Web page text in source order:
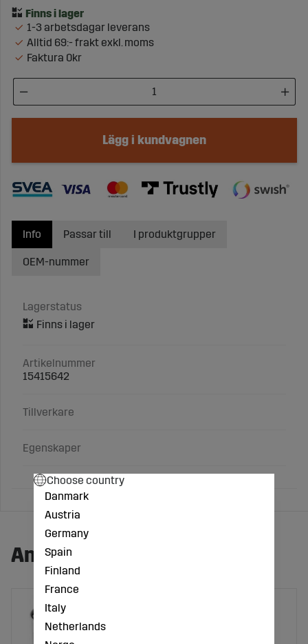
1-3 arbetsdagar leverans
Alltid 69:- frakt exkl. moms
Faktura 0kr
Lägg i kundvagnen
Info
Lagerstatus
Artikelnummer
15415642
Tillverkare
Egenskaper
Passar till I produktgrupper
OEM-nummer
Andra köpte även:
Choose country
Danmark
Austria
Germany
Spain
Finland
France
Italy
Netherlands